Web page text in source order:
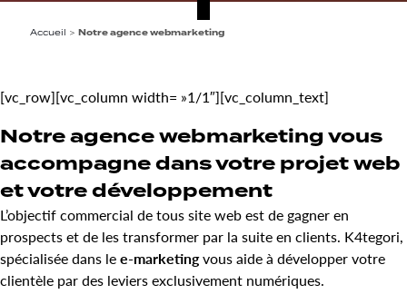
Accueil > Notre agence webmarketing
[vc_row][vc_column width= »1/1″][vc_column_text]
Notre agence webmarketing vous
accompagne dans votre projet web
et votre développement
L’objectif commercial de tous site web est de gagner en
prospects et de les transformer par la suite en clients. K4tegori,
spécialisée dans lee-marketingvous aide à développer votre
clientèle par des leviers exclusivement numériques.